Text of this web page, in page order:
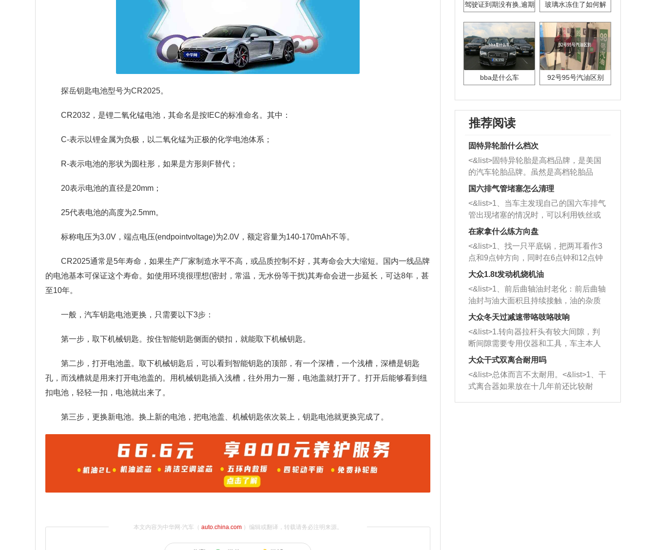
探岳钥匙电池型号为CR2025。
CR2032，是锂二氧化锰电池，其命名是按IEC的标准命名。其中：
C-表示以锂金属为负极，以二氧化锰为正极的化学电池体系；
R-表示电池的形状为圆柱形，如果是方形则F替代；
20表示电池的直径是20mm；
25代表电池的高度为2.5mm。
标称电压为3.0V，端点电压(endpointvoltage)为2.0V，额定容量为140-170mAh不等。
CR2025通常是5年寿命，如果生产厂家制造水平不高，或品质控制不好，其寿命会大大缩短。国内一线品牌
的电池基本可保证这个寿命。如使用环境很理想(密封，常温，无水份等干扰)其寿命会进一步延长，可达8年，甚
至10年。
一般，汽车钥匙电池更换，只需要以下3步：
第一步，取下机械钥匙。按住智能钥匙侧面的锁扣，就能取下机械钥匙。
第二步，打开电池盖。取下机械钥匙后，可以看到智能钥匙的顶部，有一个深槽，一个浅槽，深槽是钥匙
孔，而浅槽就是用来打开电池盖的。用机械钥匙插入浅槽，往外用力一掰，电池盖就打开了。打开后能够看到纽
扣电池，轻轻一扣，电池就出来了。
第三步，更换新电池。换上新的电池，把电池盖、机械钥匙依次装上，钥匙电池就更换完成了。
本文内容为中华网·汽车（ auto.china.com）编辑或翻译，转载请务必注明来源。
驾驶证到期没有换,逾期
玻璃水冻住了如何解
bba是什么车 92号95号汽油区别
推荐阅读
固特异轮胎什么档次
<&list>固特异轮胎是高档品牌，是美国
的汽车轮胎品牌。虽然是高档轮胎品
牌，但是中高低端的轮胎都有生产，这
也是为了更好的开拓市场。
国六排气管堵塞怎么清理
<&list>1、当车主发现自己的国六车排气
管出现堵塞的情况时，可以利用铁丝或
者是细棍，直接将杂物给取出来，如果
堵塞情况比较严重，也可以采取应急措
施。 <&list>2、直接利用木棍将所有的
杂物推到排气管里面的位置处，然后将
三元催化器拆解开，就可以将堵塞的东
西取出来。但如果是因为积碳过多引起
的堵塞，就需要将三元催化器泡在草酸
洗剂对堵塞的情况得到解决，将清洗剂
放在燃油箱中，与燃油混合后，车辆启
动时，就可以和汽油一起进入到燃烧
室，最后形成废气排出，就可以让三元
催化器得到清洗，排气管堵塞的情况就
能够得到解决。
在家拿什么练方向盘
<&list>1、找一只平底锅，把两耳看作3
点和9点钟方向，同时在6点钟和12点钟
方向做一个标记。 <&list>2、双手握住
一圈半的练习，往右同样也要打相同的
圈数。 <&list>3、最后强调要反复练
习，这样就可以形成肌肉记忆，在真实
驾驶车辆时，不需要记忆也能打好方
向。
大众1.8t发动机烧机油
<&list>1、前后曲轴油封老化：前后曲轴
油封与油大面积且持续接触，油的杂质
和发动机内持续温度变化使其密封效果
逐渐减弱，导致渗油或漏油。<&list>2、
活塞间隙过大：积碳会使活塞环与缸体
的间隙扩大，导致机油流入燃烧室中，
造成烧机油。<&list>3、机油粘度。使用
机油粘度过小的话，同样会有烧机油现
象，机油粘度过小具有很好的流动性，
大众冬天过减速带咯吱咯吱响
<&list>1.转向器拉杆头有较大间隙，判
断间隙需要专用仪器和工具，车主本人
无法制作，需要将车辆送到修理厂或4s
店；<&list>2.车辆半轴套管防尘罩破
裂，破裂后会出现漏油现象，使半轴磨
损严重，磨损的半轴容易损坏，产生异
响；<&list>3.稳定器的转向胶套和球头
大众干式双离合耐用吗
<&list>总体而言不太耐用。<&list>1、干
式离合器如果放在十几年前还比较耐